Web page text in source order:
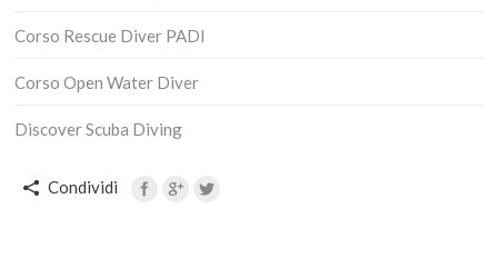
Corso Rescue Diver PADI
Corso Open Water Diver
Discover Scuba Diving
Condividi